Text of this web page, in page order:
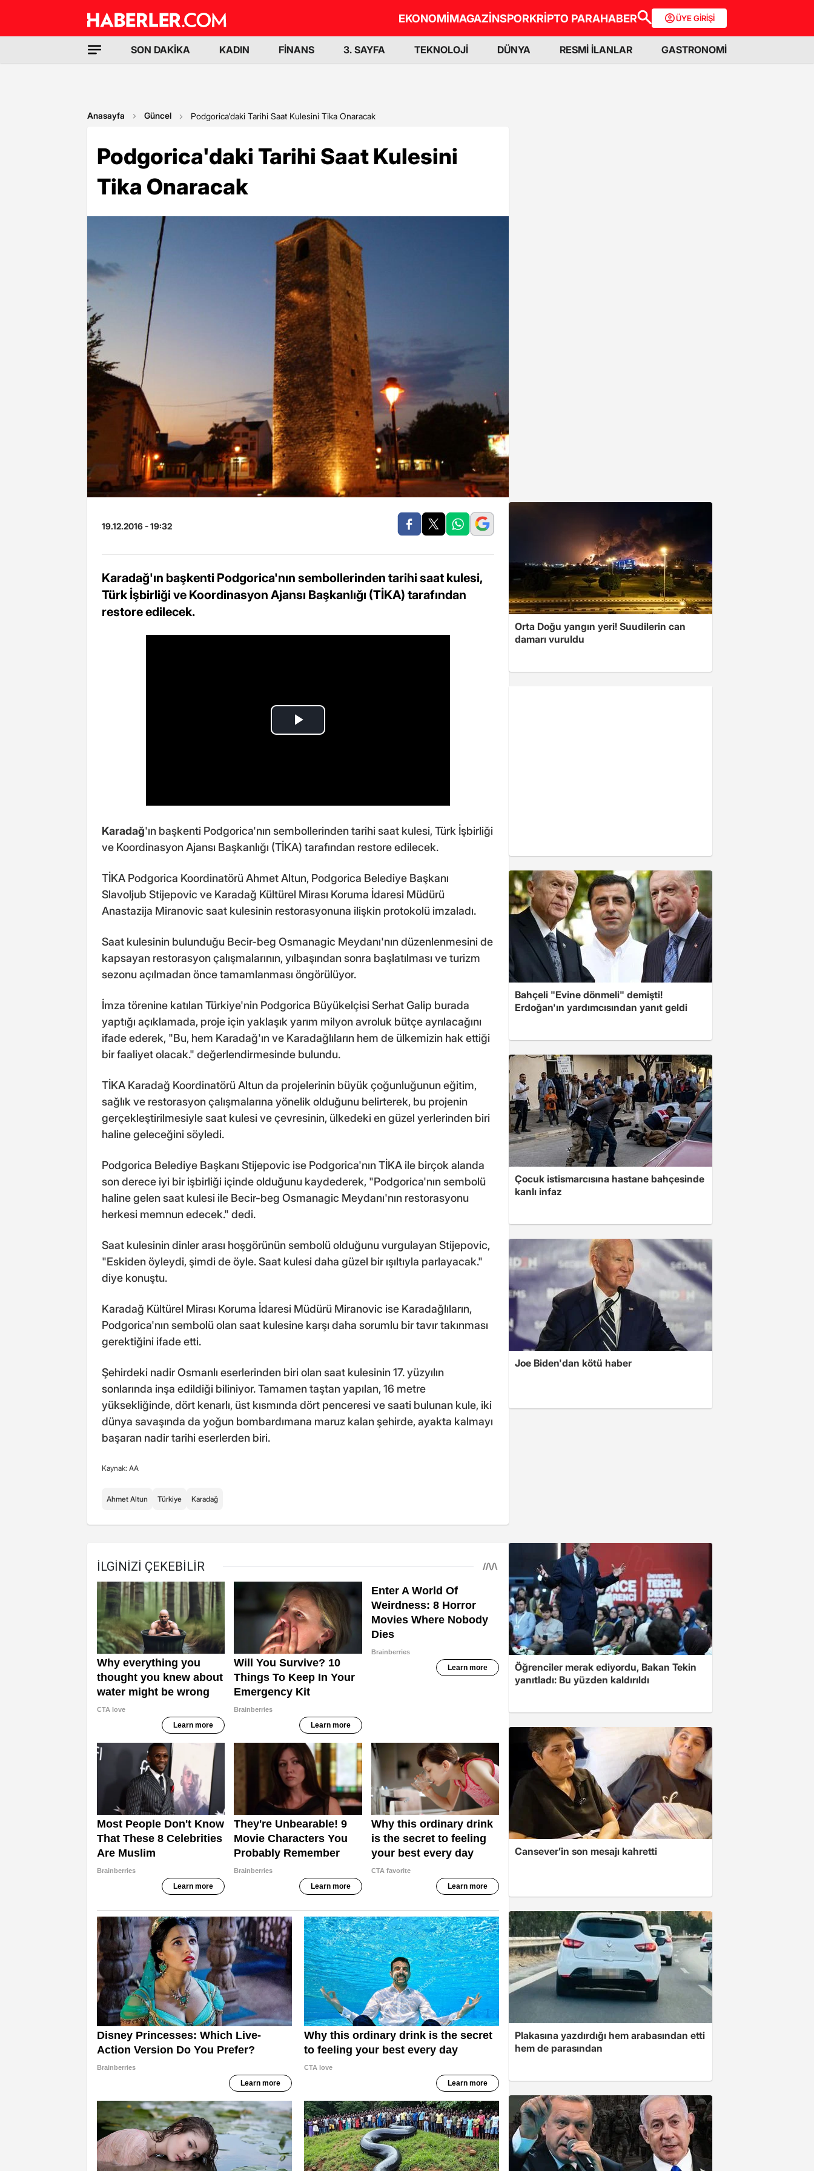
EKONOMİMAGAZİNSPORKRİPTO PARAHABER ÜYE GİRİŞİ
SON DAKİKA KADIN FİNANS 3. SAYFA TEKNOLOJİ DÜNYA RESMİ İLANLAR GASTRONOMİ
Anasayfa Güncel Podgorica'daki Tarihi Saat Kulesini Tika Onaracak
Podgorica'daki Tarihi Saat Kulesini
Tika Onaracak
19.12.2016 - 19:32
Karadağ'ın başkenti Podgorica'nın sembollerinden tarihi saat kulesi,
Türk İşbirliği ve Koordinasyon Ajansı Başkanlığı (TİKA) tarafından
restore edilecek.
Karadağ'ın başkenti Podgorica'nın sembollerinden tarihi saat kulesi, Türk İşbirliği
ve Koordinasyon Ajansı Başkanlığı (TİKA) tarafından restore edilecek.
TİKA Podgorica Koordinatörü Ahmet Altun, Podgorica Belediye Başkanı
Slavoljub Stijepovic ve Karadağ Kültürel Mirası Koruma İdaresi Müdürü
Anastazija Miranovic saat kulesinin restorasyonuna ilişkin protokolü imzaladı.
Saat kulesinin bulunduğu Becir-beg Osmanagic Meydanı'nın düzenlenmesini de
kapsayan restorasyon çalışmalarının, yılbaşından sonra başlatılması ve turizm
sezonu açılmadan önce tamamlanması öngörülüyor.
İmza törenine katılan Türkiye'nin Podgorica Büyükelçisi Serhat Galip burada
yaptığı açıklamada, proje için yaklaşık yarım milyon avroluk bütçe ayrılacağını
ifade ederek, "Bu, hem Karadağ'ın ve Karadağlıların hem de ülkemizin hak ettiği
bir faaliyet olacak." değerlendirmesinde bulundu.
TİKA Karadağ Koordinatörü Altun da projelerinin büyük çoğunluğunun eğitim,
sağlık ve restorasyon çalışmalarına yönelik olduğunu belirterek, bu projenin
gerçekleştirilmesiyle saat kulesi ve çevresinin, ülkedeki en güzel yerlerinden biri
haline geleceğini söyledi.
Podgorica Belediye Başkanı Stijepovic ise Podgorica'nın TİKA ile birçok alanda
son derece iyi bir işbirliği içinde olduğunu kaydederek, "Podgorica'nın sembolü
haline gelen saat kulesi ile Becir-beg Osmanagic Meydanı'nın restorasyonu
herkesi memnun edecek." dedi.
Saat kulesinin dinler arası hoşgörünün sembolü olduğunu vurgulayan Stijepovic,
"Eskiden öyleydi, şimdi de öyle. Saat kulesi daha güzel bir ışıltıyla parlayacak."
diye konuştu.
Karadağ Kültürel Mirası Koruma İdaresi Müdürü Miranovic ise Karadağlıların,
Podgorica'nın sembolü olan saat kulesine karşı daha sorumlu bir tavır takınması
gerektiğini ifade etti.
Şehirdeki nadir Osmanlı eserlerinden biri olan saat kulesinin 17. yüzyılın
sonlarında inşa edildiği biliniyor. Tamamen taştan yapılan, 16 metre
yüksekliğinde, dört kenarlı, üst kısmında dört penceresi ve saati bulunan kule, iki
dünya savaşında da yoğun bombardımana maruz kalan şehirde, ayakta kalmayı
başaran nadir tarihi eserlerden biri.
Kaynak: AA
Ahmet Altun Türkiye Karadağ
Orta Doğu yangın yeri! Suudilerin can
damarı vuruldu
Bahçeli "Evine dönmeli" demişti!
Erdoğan'ın yardımcısından yanıt geldi
Çocuk istismarcısına hastane bahçesinde
kanlı infaz
Joe Biden'dan kötü haber
Öğrenciler merak ediyordu, Bakan Tekin
yanıtladı: Bu yüzden kaldırıldı
Cansever’in son mesajı kahretti
Plakasına yazdırdığı hem arabasından etti
hem de parasından